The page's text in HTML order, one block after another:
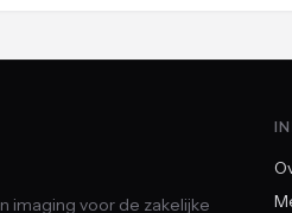
imaging voor de zakelijke